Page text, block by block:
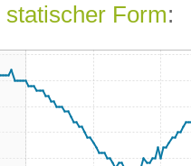
statischer Form: